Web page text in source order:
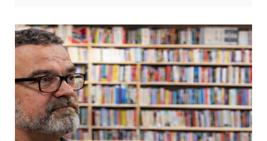
јединство једне песничке авантуре и једног поетског света. Гости:
[…]